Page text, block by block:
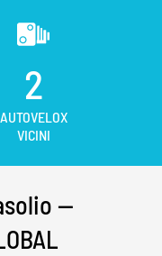
2
AUTOVELOX
VICINI
—